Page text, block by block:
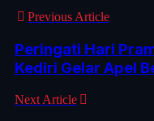
Previous Article
Peringati Hari
Kediri Gelar Apel
Next Article